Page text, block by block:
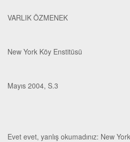
VARLIK ÖZMENEK
New York Köy Enstitüsü
Mayıs 2004, S.3
Evet evet, yanlış okumadınız: New